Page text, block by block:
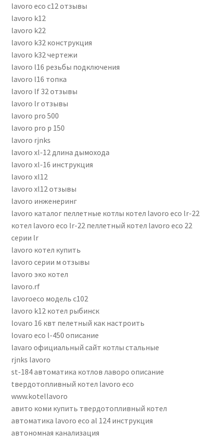
lavoro eco с12 отзывы
lavoro k12
lavoro k22
lavoro k32 конструкция
lavoro k32 чертежи
lavoro l16 резьбы подключения
lavoro l16 топка
lavoro lf 32 отзывы
lavoro lr отзывы
lavoro pro 500
lavoro pro p 150
lavoro rjnks
lavoro xl-12 длина дымохода
lavoro xl-16 инструкция
lavoro xl12
lavoro xl12 отзывы
lavoro инженеринг
lavoro каталог пеллетные котлы котел lavoro eco lr-22
котел lavoro eco lr-22 пеллетный котел lavoro eco 22
серии lr
lavoro котел купить
lavoro серии м отзывы
lavoro эко котел
lavoro.rf
lavoroeco модель c102
lavorо k12 котел рыбинск
lovaro 16 квт пелетный как настроить
lovaro eco l-450 описание
lаvaro официальный сайт котлы стальные
rjnks lavoro
st-184 автоматика котлов лаворо описание
tвepдотопливный котeл lаvоro eсо
www.kotellavoro
авито коми купить твердотопливный котел
автоматика lavoro eco al 124 инструкция
автономная канализация